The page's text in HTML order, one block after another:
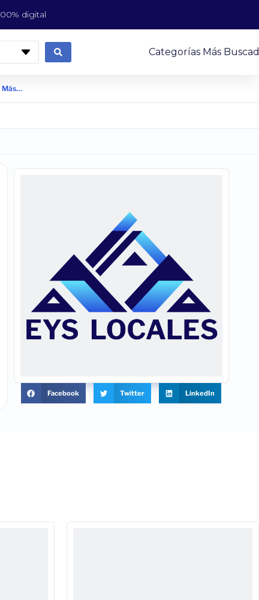
digital
Categorías Más
Más…
Facebook Twitter LinkedIn